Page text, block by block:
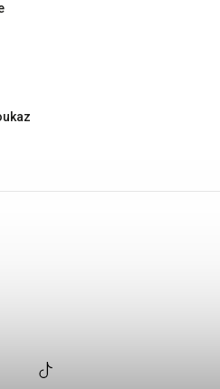
+421949176999